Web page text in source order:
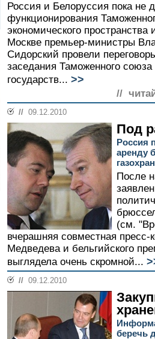
Россия и Белоруссия пока не
функционирования
экономического
Москве премьер-министры
Сидорский провели
заседания Таможенного
государств... >>
//
// 09.12.2010
Под
Россия
аренду
После
(см.
вчерашняя совместная
Медведева и бельгийского
выглядела очень скромной...
// 09.12.2010
беречь